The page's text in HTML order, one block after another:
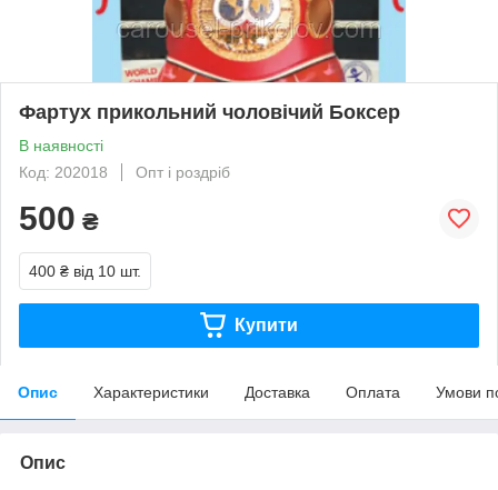
Фартух прикольний чоловічий Боксер
В наявності
Код: 202018
Опт і роздріб
500 ₴
400 ₴ від 10 шт.
Купити
Опис Характеристики Доставка Оплата Умови
Опис